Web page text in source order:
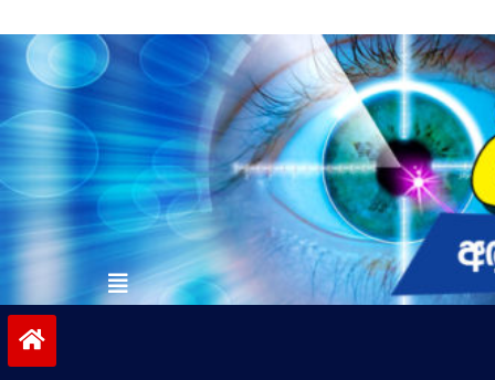
to
contentvinivida.lk